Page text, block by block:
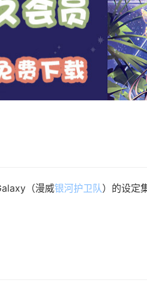
（漫威银河护卫队）的设定